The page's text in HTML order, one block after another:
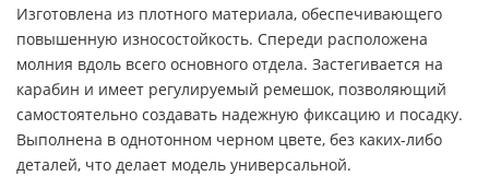
Изготовлена из плотного материала, обеспечивающего
повышенную износостойкость. Спереди расположена
молния вдоль всего основного отдела. Застегивается на
карабин и имеет регулируемый ремешок, позволяющий
самостоятельно создавать надежную фиксацию и посадку.
Выполнена в однотонном черном цвете, без каких-либо
деталей, что делает модель универсальной.